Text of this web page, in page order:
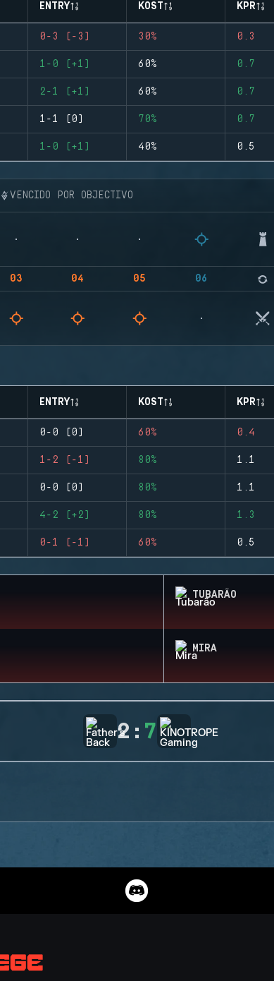
ENTRY KOST KPR
0-3 (-3) 30% 0.3
1-0 (+1) 60% 0.7
2-1 (+1) 60% 0.7
1-1 (0) 70% 0.7
1-0 (+1) 40% 0.5
VENCIDO POR OBJECTIVO
03 04 05 06
ENTRY KOST KPR
0-0 (0) 60% 0.4
1-2 (-1) 80% 1.1
0-0 (0) 80% 1.1
4-2 (+2) 80% 1.3
0-1 (-1) 60% 0.5
TUBARÃO
MIRA
2 : 7